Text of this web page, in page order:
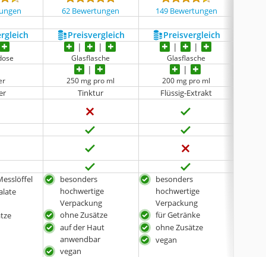
62 Bewertungen 149 Bewertungen
Preis­vergleich Preis­vergleich
Glasflasche Glasflasche
250 mg pro ml 200 mg pro ml
Tinktur Flüssig-Extrakt
besonders
hochwertige
Verpackung
ohne Zusätze
auf der Haut
anwendbar
vegan
besonders
hochwertige
Verpackung
für Getränke
ohne Zusätze
vegan